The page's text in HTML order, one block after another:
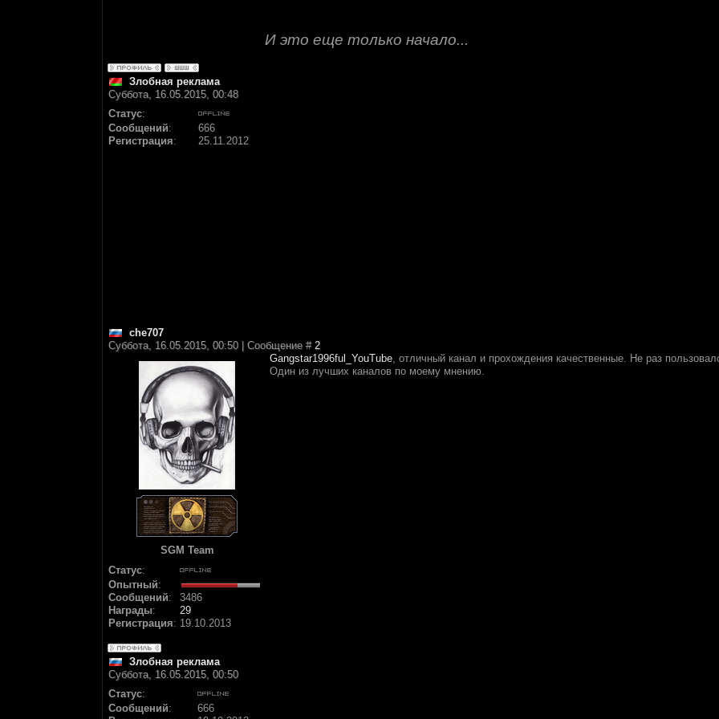
И это еще только начало...
Злобная реклама
Суббота, 16.05.2015, 00:48
Статус:
Сообщений:
666
Регистрация: 25.11.2012
che707
Суббота, 16.05.2015, 00:50 | Сообщение # 2
SGM Team
Статус:
Опытный:
Сообщений:
3486
Награды:
29
Регистрация: 19.10.2013
Gangstar1996ful_YouTube, отличный канал и прохождения качественные. Не раз
Один из лучших каналов по моему мнению.
Злобная реклама
Суббота, 16.05.2015, 00:50
Статус:
Сообщений:
666